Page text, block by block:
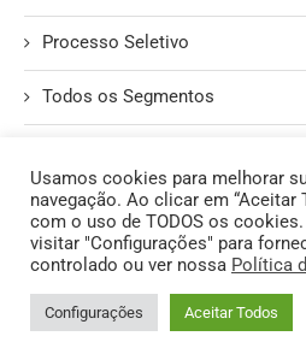
Processo Seletivo
Todos os Segmentos
@2026 - Todos os Direitos
Informática do
Usamos cookies para melhorar
navegação. Ao clicar em “Aceitar
com o uso de TODOS os
visitar "Configurações" para
controlado ou ver nossa Política
Configurações Aceitar Todos